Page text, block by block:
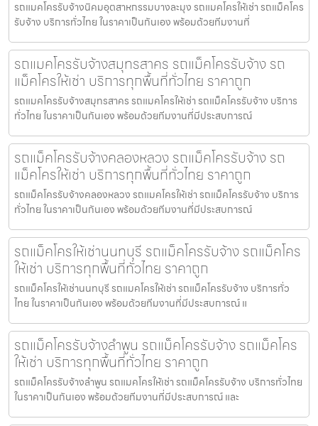
รถแมคโครรับจ้างนิคมอุตสาหกรรมบางละมุง รถแมคโครให้เช่า รถแม็คโคร
รับจ้าง บริการทั่วไทย ในราคาเป็นกันเอง พร้อมด้วยทีมงานที่
รถแมคโครรับจ้างสมุทรสาคร รถแม็คโครรับจ้าง รถ
แม็คโครให้เช่า บริการทุกพื้นที่ทั่วไทย ราคาถูก
รถแมคโครรับจ้างสมุทรสาคร รถแมคโครให้เช่า รถแม็คโครรับจ้าง บริการ
ทั่วไทย ในราคาเป็นกันเอง พร้อมด้วยทีมงานที่มีประสบการณ์
รถแม็คโครรับจ้างคลองหลวง รถแม็คโครรับจ้าง รถ
แม็คโครให้เช่า บริการทุกพื้นที่ทั่วไทย ราคาถูก
รถแม็คโครรับจ้างคลองหลวง รถแมคโครให้เช่า รถแม็คโครรับจ้าง บริการ
ทั่วไทย ในราคาเป็นกันเอง พร้อมด้วยทีมงานที่มีประสบการณ์
รถแม็คโครให้เช่านนทบุรี รถแม็คโครรับจ้าง รถแม็คโคร
ให้เช่า บริการทุกพื้นที่ทั่วไทย ราคาถูก
รถแม็คโครให้เช่านนทบุรี รถแมคโครให้เช่า รถแม็คโครรับจ้าง บริการทั่ว
ไทย ในราคาเป็นกันเอง พร้อมด้วยทีมงานที่มีประสบการณ์ แ
รถแม็คโครรับจ้างลำพูน รถแม็คโครรับจ้าง รถแม็คโคร
ให้เช่า บริการทุกพื้นที่ทั่วไทย ราคาถูก
รถแม็คโครรับจ้างลำพูน รถแมคโครให้เช่า รถแม็คโครรับจ้าง บริการทั่วไทย
ในราคาเป็นกันเอง พร้อมด้วยทีมงานที่มีประสบการณ์ และ